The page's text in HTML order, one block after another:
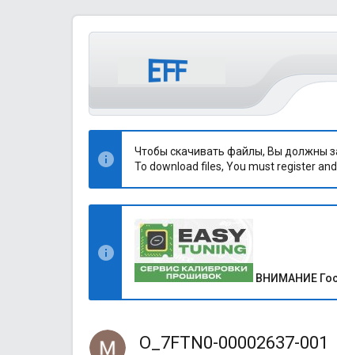
Чтобы скачивать файлы, Вы должны
To download files, You must register
ВНИМАНИЕ
O_7FTN0-00002637-001